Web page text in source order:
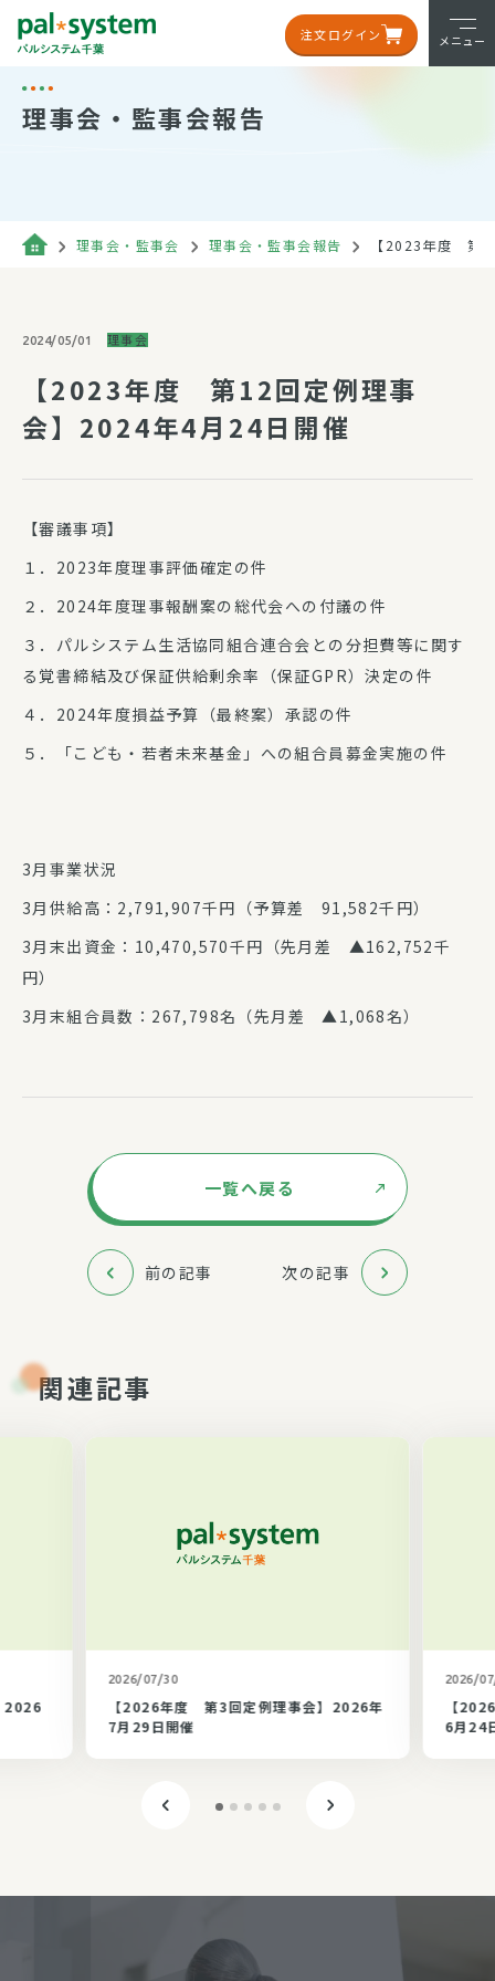
注文ログイン メニュー
理事会・監事会報告
理事会・監事会 理事会・監事会報告 【2023年度 第
2024/05/01 理事会
【2023年度 第12回定例理事
会】2024年4月24日開催
【審議事項】
１．2023年度理事評価確定の件
２．2024年度理事報酬案の総代会への付議の件
３．パルシステム生活協同組合連合会との分担費等に関す
る覚書締結及び保証供給剰余率（保証GPR）決定の件
４．2024年度損益予算（最終案）承認の件
５．「こども・若者未来基金」への組合員募金実施の件
3月事業状況
3月供給高：2,791,907千円（予算差 91,582千円）
3月末出資金：10,470,570千円（先月差 ▲162,752千
円）
3月末組合員数：267,798名（先月差 ▲1,068名）
一覧へ戻る
前の記事 次の記事
関連記事
2026
2026/07/30
【2026年度 第3回定例理事会】2026年
7月29日開催
2026/
【
6月24